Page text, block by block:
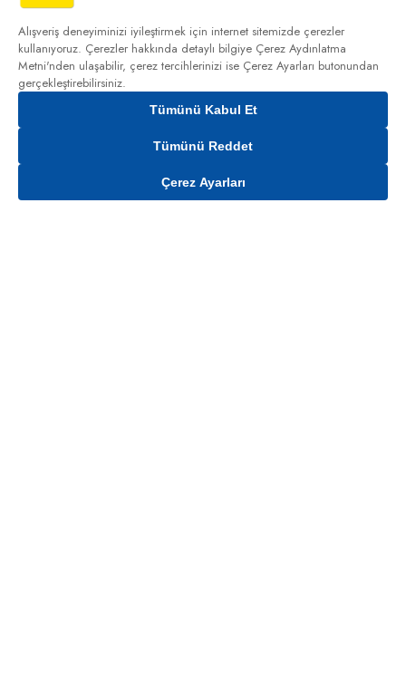
Gelince Haber Ver
Alışveriş deneyiminizi iyileştirmek için internet sitemizde çerezler
kullanıyoruz. Çerezler hakkında detaylı bilgiye Çerez Aydınlatma
Metni'nden ulaşabilir, çerez tercihlerinizi ise Çerez Ayarları butonundan
gerçekleştirebilirsiniz.
Tümünü Kabul Et
Tümünü Reddet
Çerez Ayarları